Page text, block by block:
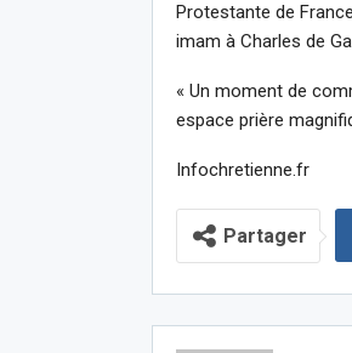
Protestante de
imam à Charles de
« Un moment de
espace prière
Infochretienne.fr
Partager